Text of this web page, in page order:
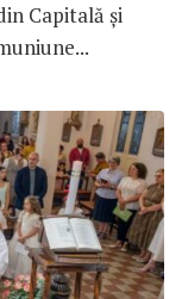
Capitală și